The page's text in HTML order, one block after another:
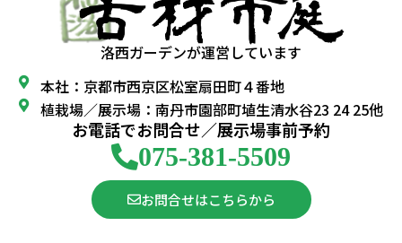
洛西ガーデンが運営しています
本社：京都市西京区松室扇田町４番地
植栽場／展示場：南丹市園部町埴生清水谷23 24 25他
お電話でお問合せ／展示場事前予約
075-381-5509
お問合せはこちらから